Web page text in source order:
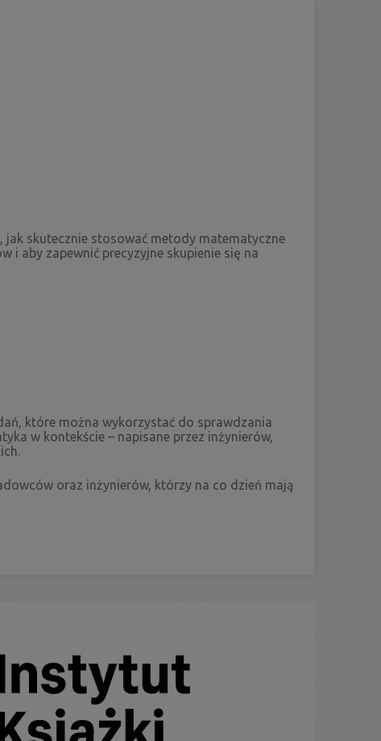
skutecznie stosować metody matematyczne
i aby zapewnić precyzyjne skupienie się na
które można wykorzystać do sprawdzania
w kontekście – napisane przez inżynierów,
oraz inżynierów, którzy na co dzień mają